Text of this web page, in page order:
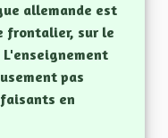
allemande est
frontalier, sur le
pas
en